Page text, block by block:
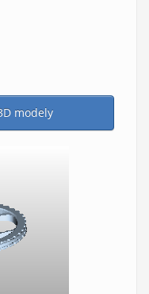
modely